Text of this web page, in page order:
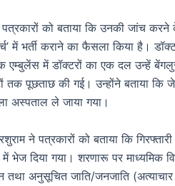
को बताया कि उनकी जांच
में भर्ती कराने का फैसला किया है।
में डॉक्टरों का एक दल उन्हें
तक पूछताछ की गई। उन्होंने बताया
अस्पताल ले जाया गया।
ने पत्रकारों को बताया कि
में भेज दिया गया। शरणारू पर
अनुसूचित जाति/जनजाति